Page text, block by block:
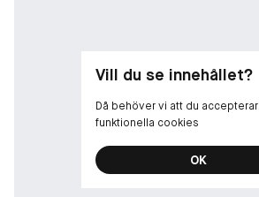
Vill du se innehållet?
Då behöver vi att du accepterar
funktionella cookies
OK